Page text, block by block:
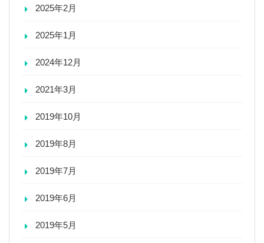
2025年2月
2025年1月
2024年12月
2021年3月
2019年10月
2019年8月
2019年7月
2019年6月
2019年5月